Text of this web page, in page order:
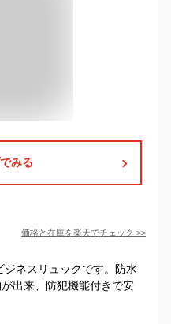
みる
価格と在庫を楽天でチェック >>
ネスリュックです。防水
出来、防犯機能付きで安